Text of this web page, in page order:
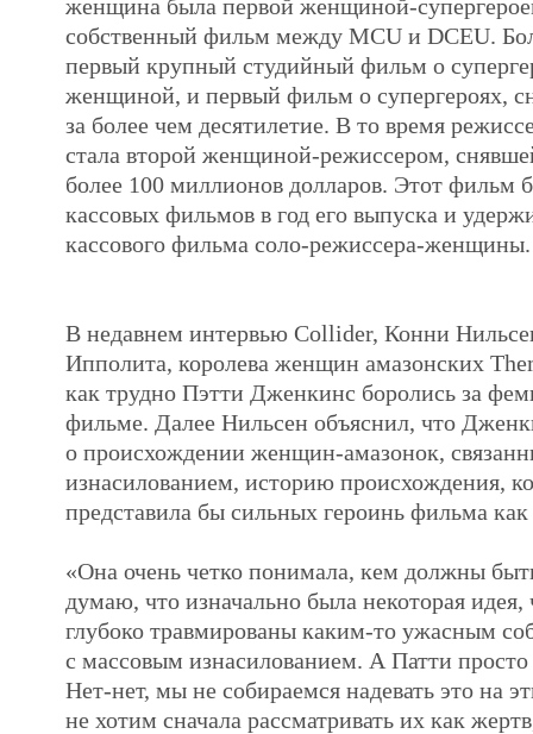
женщина была первой женщиной-
собственный фильм между MCU и DCEU.
первый крупный студийный фильм о
женщиной, и первый фильм о супергероях,
за более чем десятилетие. В то время
стала второй женщиной-режиссером,
более 100 миллионов долларов. Этот фильм
кассовых фильмов в год его выпуска и
кассового фильма соло-режиссера-женщины.
В недавнем интервью Collider, Конни
Ипполита, королева женщин амазонских
как трудно Пэтти Дженкинс боролись за
фильме. Далее Нильсен объяснил, что
о происхождении женщин-амазонок,
изнасилованием, историю происхождения,
представила бы сильных героинь фильма
«Она очень четко понимала, кем должны
думаю, что изначально была некоторая
глубоко травмированы каким-то ужасным
с массовым изнасилованием. А Патти
Нет-нет, мы не собираемся надевать это на
не хотим сначала рассматривать их как